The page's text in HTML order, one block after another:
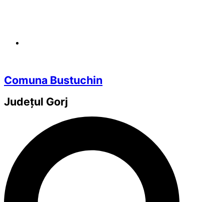
Comuna Bustuchin
Județul Gorj